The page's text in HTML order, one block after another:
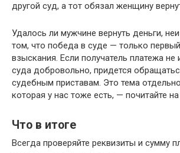
другой суд, а тот обязал женщину
Удалось ли мужчине вернуть деньги,
том, что победа в суде — только
взыскания. Если получатель платежа не
суда добровольно, придется
судебным приставам. Это тема
которая у нас тоже есть, — почитайте на
Что в итоге
Всегда проверяйте реквизиты и сумму